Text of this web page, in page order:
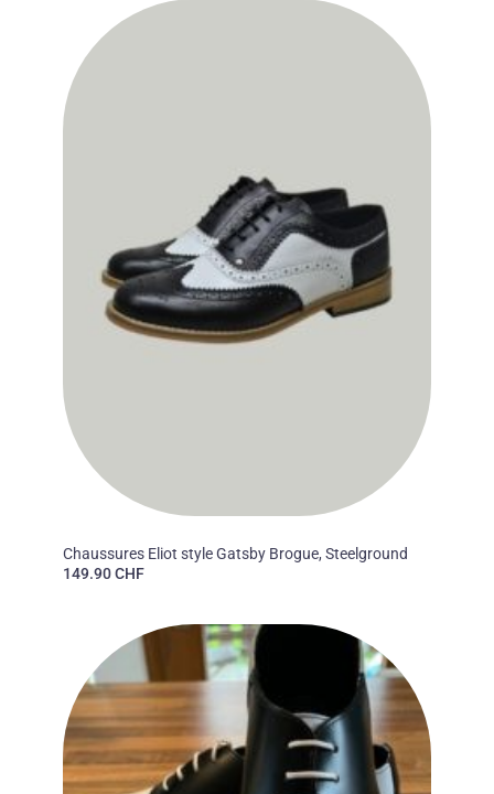
Ajouter
à la liste
Chaussures Eliot style Gatsby Brogue, Steelground
149.90CHF
Ajouter
à la liste
souhaits